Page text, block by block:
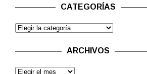
CATEGORÍAS
ARCHIVOS